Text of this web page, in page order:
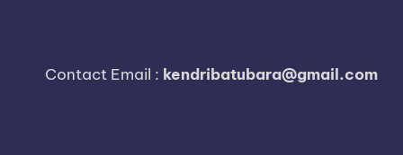
Contact Email : kendribatubara@gmail.com